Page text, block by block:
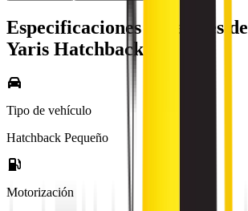
Especificaciones generales de
Yaris Hatchback
Tipo de vehículo
Hatchback Pequeño
Motorización